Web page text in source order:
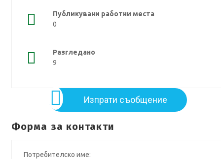
Публикувани работни места
0
Разгледано
9
Изпрати съобщение
Форма за контакти
Потребителско име: